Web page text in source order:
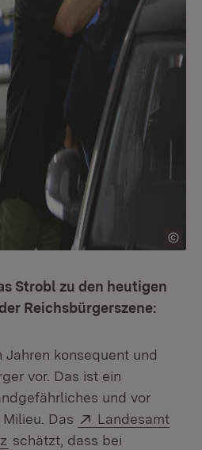
Strobl zu den heutigen
Reichsbürgerszene:
Jahren konsequent und
vor. Das ist ein
und vor
Das
Extern:
Landesamt
(Öffnet in neuem Fenster)
schätzt, dass bei